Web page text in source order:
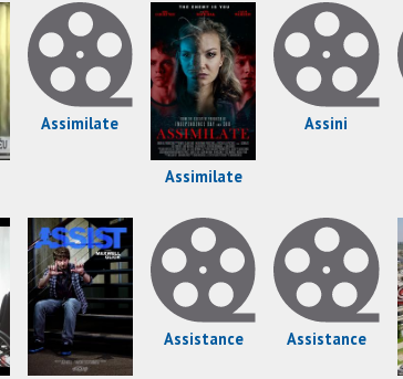
Assimilate
Assimilate
Assini
Assistance Assistance